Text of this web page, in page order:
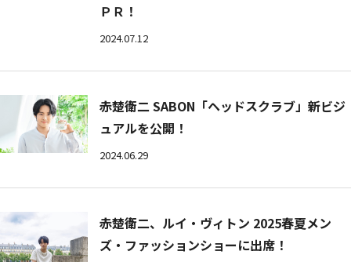
ＰＲ！
2024.07.12
赤楚衛二 SABON「ヘッドスクラブ」新ビジ
ュアルを公開！
2024.06.29
赤楚衛二、ルイ・ヴィトン 2025春夏メン
ズ・ファッションショーに出席！